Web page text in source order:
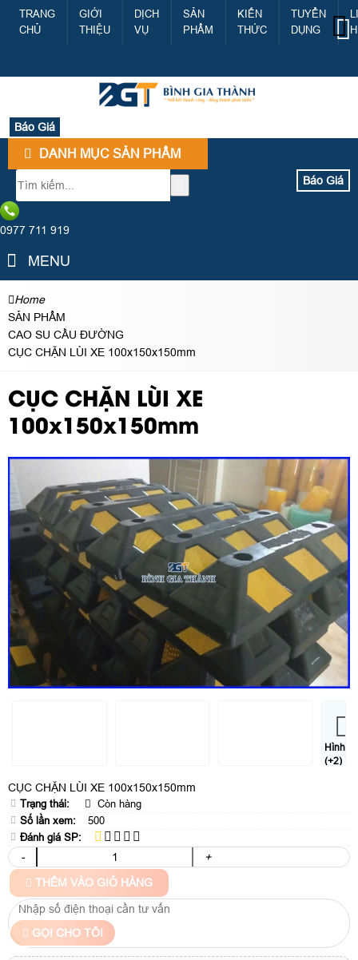
TRANG
CHỦ
GIỚI
THIỆU
DỊCH
VỤ
SẢN
PHẨM
KIẾN
THỨC
TUYỂN
DỤNG
Báo Giá
DANH MỤC SẢN PHẨM
Báo Giá
0977 711 919
MENU
Home
SẢN PHẨM
CAO SU CẦU ĐƯỜNG
CỤC CHẶN LÙI XE 100x150x150mm
CỤC CHẶN LÙI XE
100x150x150mm
Hình
(+2)
CỤC CHẶN LÙI XE 100x150x150mm
Trạng thái:
Còn hàng
Số lần xem:
500
Đánh giá SP:
-
+
THÊM VÀO GIỎ HÀNG
GỌI CHO TÔI